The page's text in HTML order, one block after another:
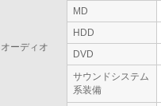
オーディオ
MD
HDD
DVD
サウンドシステム
系装備